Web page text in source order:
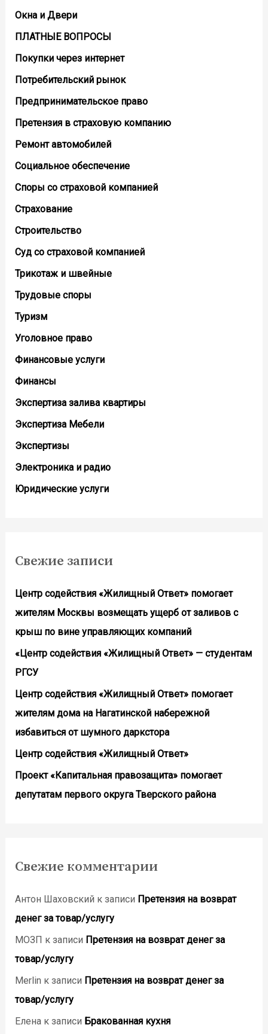
Окна и Двери
ПЛАТНЫЕ ВОПРОСЫ
Покупки через интернет
Потребительский рынок
Предпринимательское право
Претензия в страховую компанию
Ремонт автомобилей
Социальное обеспечение
Споры со страховой компанией
Страхование
Строительство
Суд со страховой компанией
Трикотаж и швейные
Трудовые споры
Туризм
Уголовное право
Финансовые услуги
Финансы
Экспертиза залива квартиры
Экспертиза Мебели
Экспертизы
Электроника и радио
Юридические услуги
Свежие записи
Центр содействия «Жилищный Ответ» помогает
жителям Москвы возмещать ущерб от заливов с
крыш по вине управляющих компаний
«Центр содействия «Жилищный Ответ» — студентам
РГСУ
Центр содействия «Жилищный Ответ» помогает
жителям дома на Нагатинской набережной
избавиться от шумного даркстора
Центр содействия «Жилищный Ответ»
Проект «Капитальная правозащита» помогает
депутатам первого округа Тверского района
Свежие комментарии
Антон Шаховский к записи Претензия на возврат
денег за товар/услугу
МОЗП к записи Претензия на возврат денег за
товар/услугу
Merlin к записи Претензия на возврат денег за
товар/услугу
Еленак записи Бракованная кухня